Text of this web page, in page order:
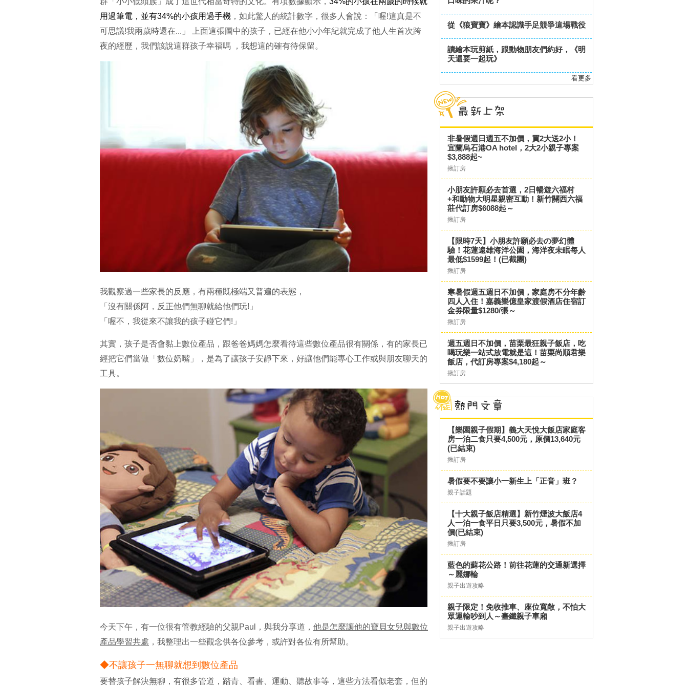
用過筆電，並有34%的小孩用過手機 ，如此驚人的統計數字，很多人會說：「喔!這真是不
可思議!我兩歲時還在...」 上面這張圖中的孩子，已經在他小小年紀就完成了他人生首次跨
夜的經歷，我們該說這群孩子幸福嗎 ，我想這的確有待保留。
我觀察過一些家長的反應，有兩種既極端又普遍的表態，
「沒有關係阿，反正他們無聊就給他們玩!」
「喔不，我從來不讓我的孩子碰它們!」
其實，孩子是否會黏上數位產品，跟爸爸媽媽怎麼看待這些數位產品很有關係，有的家長已
經把它們當做「數位奶嘴」，是為了讓孩子安靜下來，好讓他們能專心工作或與朋友聊天的
工具。
今天下午，有一位很有管教經驗的父親Paul，與我分享道， 他是怎麼讓他的寶貝女兒與數位
產品學習共處 ，我整理出一些觀念供各位參考，或許對各位有所幫助。
◆不讓孩子一無聊就想到數位產品
要替孩子解決無聊，有很多管道，踏青、看書、運動、聽故事等，這些方法看似老套，但的
從《狼寶寶》繪本認識手足競爭這場戰役
讀繪本玩剪紙，跟動物朋友們約好，《明
天還要一起玩》
看更多
非暑假週日週五不加價，買2大送2小！
宜蘭烏石港OA hotel，2大2小親子專案
$3,888起~
揪訂房
小朋友許願必去首選，2日暢遊六福村
+和動物大明星親密互動！新竹關西六福
莊代訂房$6088起～
揪訂房
【限時7天】小朋友許願必去の夢幻體
驗！花蓮遠雄海洋公園，海洋夜未眠每人
最低$1599起！(已截團)
揪訂房
寒暑假週五週日不加價，家庭房不分年齡
四人入住！嘉義樂億皇家渡假酒店住宿訂
金券限量$1280/張～
揪訂房
週五週日不加價，苗栗最狂親子飯店，吃
喝玩樂一站式放電就是這！苗栗尚順君樂
飯店，代訂房專案$4,180起～
揪訂房
【樂園親子假期】義大天悅大飯店家庭客
房一泊二食只要4,500元，原價13,640元
(已結束)
揪訂房
暑假要不要讓小一新生上「正音」班？
親子話題
【十大親子飯店精選】新竹煙波大飯店4
人一泊一食平日只要3,500元，暑假不加
價(已結束)
揪訂房
藍色的蘇花公路！前往花蓮的交通新選擇
～麗娜輪
親子出遊攻略
親子限定！免收推車、座位寬敞，不怕大
眾運輸吵到人～臺鐵親子車廂
親子出遊攻略